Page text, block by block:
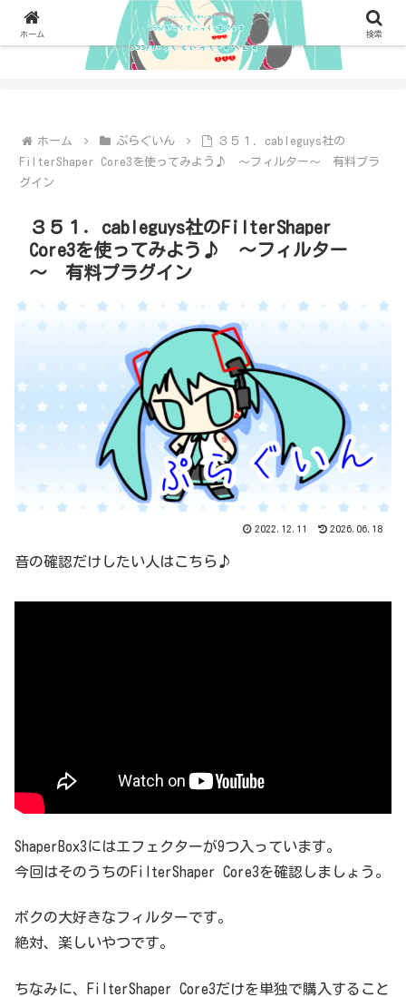
ホーム ぷらぐいん
３５１．cableguys社の
FilterShaper Core3を使ってみよう♪ ～フィルター～ 有料プラ
グイン
３５１．cableguys社のFilterShaper
Core3を使ってみよう♪ ～フィルター
～ 有料プラグイン
2022.12.11 2026.06.18
音の確認だけしたい人はこちら♪
ShaperBox3にはエフェクターが9つ入っています。
今回はそのうちのFilterShaper Core3を確認しましょう。
ボクの大好きなフィルターです。
絶対、楽しいやつです。
ちなみに、FilterShaper Core3だけを単独で購入すること
ホーム 検索